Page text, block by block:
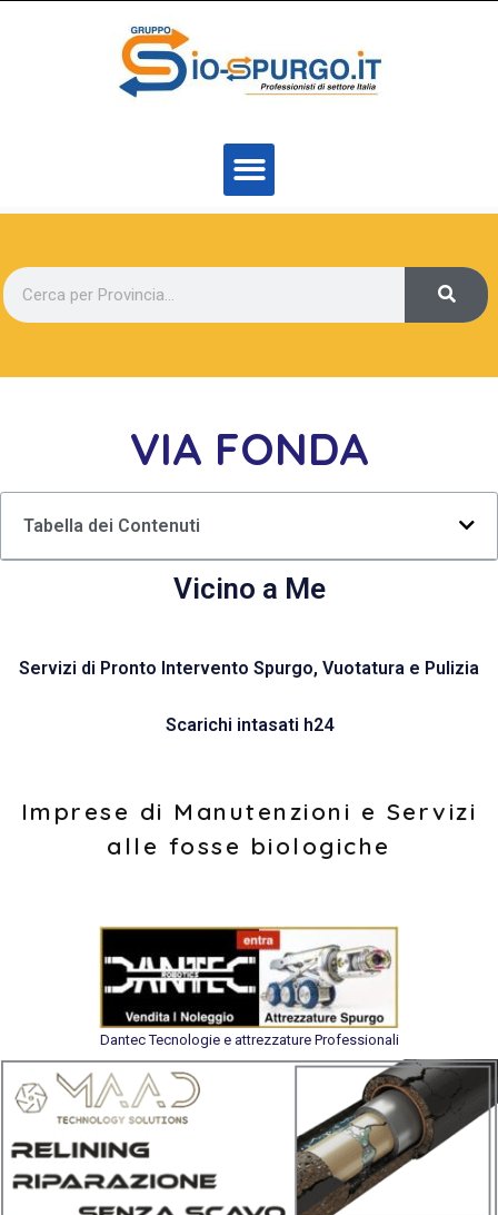
VIA FONDA
Tabella dei Contenuti
Vicino a Me
Servizi di Pronto Intervento Spurgo, Vuotatura e Pulizia
Scarichi intasati h24
Imprese di Manutenzioni e Servizi
alle fosse biologiche
Dantec Tecnologie e attrezzature Professionali